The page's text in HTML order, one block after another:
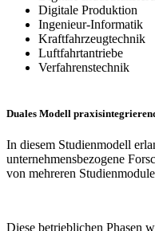
Digitale Produktion
Ingenieur-Informatik
Kraftfahrzeugtechnik
Luftfahrtantriebe
Verfahrenstechnik
Duales Modell
In diesem Studienmodell
unternehmensbezogene
von mehreren
Diese betrieblichen Phasen